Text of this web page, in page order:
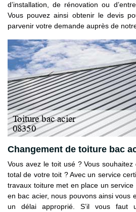
d’installation, de rénovation ou
Vous pouvez ainsi obtenir le devis
parvenir votre demande auprès de
Changement de toiture bac
Vous avez le toit usé ? Vous
total de votre toit ? Avec un service
travaux toiture met en place un
en bac acier, nous pouvons ainsi vous
un délai approprié. S’il vous faut